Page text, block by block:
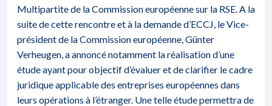
Multipartite de la Commission européenne sur la RSE. A la
suite de cette rencontre et à la demande d’ECCJ, le Vice-
président de la Commission européenne, Günter
Verheugen, a annoncé notamment la réalisation d’une
étude ayant pour objectif d’évaluer et de clarifier le cadre
juridique applicable des entreprises européennes dans
leurs opérations à l’étranger. Une telle étude permettra de